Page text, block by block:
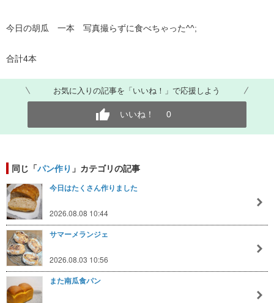
今日の胡瓜 一本 写真撮らずに食べちゃった^^;
合計4本
お気に入りの記事を「いいね！」で応援しよう
いいね！ 0
同じ「パン作り 」カテゴリの記事
今日はたくさん作りました
2026.08.08 10:44
サマーメランジェ
2026.08.03 10:56
また南瓜食パン